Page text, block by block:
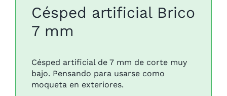
Césped artificial Brico
7 mm
Césped artificial de 7 mm de corte muy
bajo. Pensando para usarse como
moqueta en exteriores.